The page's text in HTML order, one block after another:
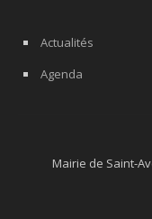
Actualités
Agenda
Mairie de Saint-